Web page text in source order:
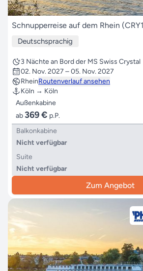
Schnupperreise auf dem Rhein
Deutschsprachig
3 Nächte an Bord der MS Swiss Crystal
02. Nov. 2027 – 05. Nov. 2027
RheinRoutenverlauf ansehen
Köln → Köln
Außenkabine
ab 369 € p.P.
Balkonkabine
Nicht verfügbar
Suite
Nicht verfügbar
Zum Angebot